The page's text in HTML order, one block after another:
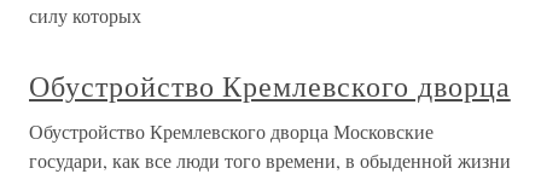
силу которых
Обустройство Кремлевского дворца
Обустройство Кремлевского дворца Московские
государи, как все люди того времени, в обыденной жизни